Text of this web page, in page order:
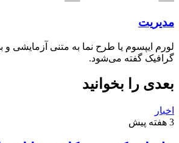
مدیریت
لورم ایپسوم یا طرح‌ نما به متنی
گرافیک گفته می‌شود.
بعدی را بخوانید
اخبار
3 هفته پیش